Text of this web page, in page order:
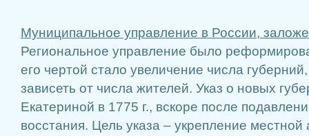
Муниципальное управление в России,
Региональное управление было
его чертой стало увеличение числа
зависеть от числа жителей. Указ о новых
Екатериной в 1775 г., вскоре после
восстания. Цель указа – укрепление